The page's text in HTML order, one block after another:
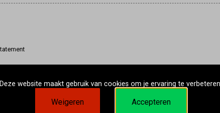
Deze website maakt gebruik van cookies om je ervaring te
Weigeren Accepteren